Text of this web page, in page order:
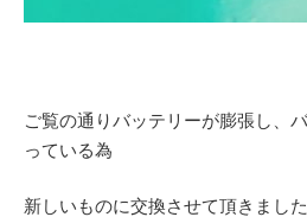
ご覧の通りバッテリーが膨張し、
っている為
新しいものに交換させて頂きました